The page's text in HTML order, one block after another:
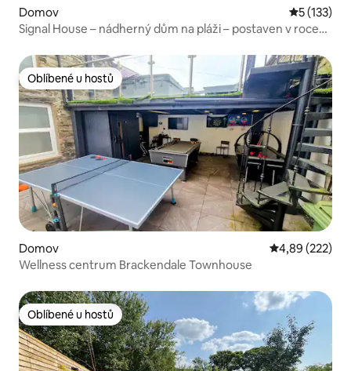
Domov Průměrné
5 (133)
Signal House – nádherný dům na pláži – postaven v roce
Oblíbené u hostů
Oblíbené u hostů
Domov Průměrné
4,89 (222)
Wellness centrum Brackendale Townhouse
Oblíbené u hostů
Oblíbené u hostů